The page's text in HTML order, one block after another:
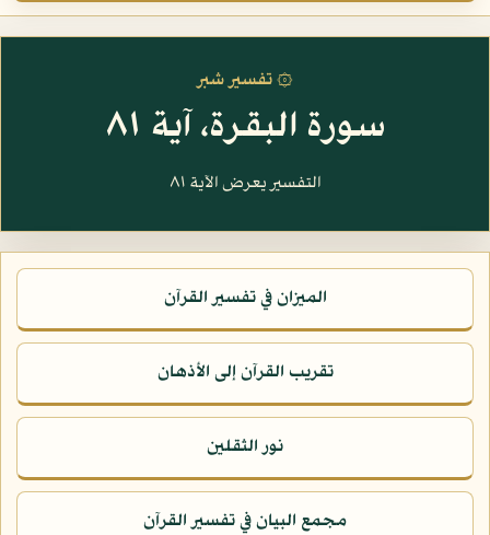
۞ تفسير شبر
سورة البقرة، آية ٨١
التفسير يعرض الآية ٨١
الميزان في تفسير القرآن
تقريب القرآن إلى الأذهان
نور الثقلين
مجمع البيان في تفسير القرآن